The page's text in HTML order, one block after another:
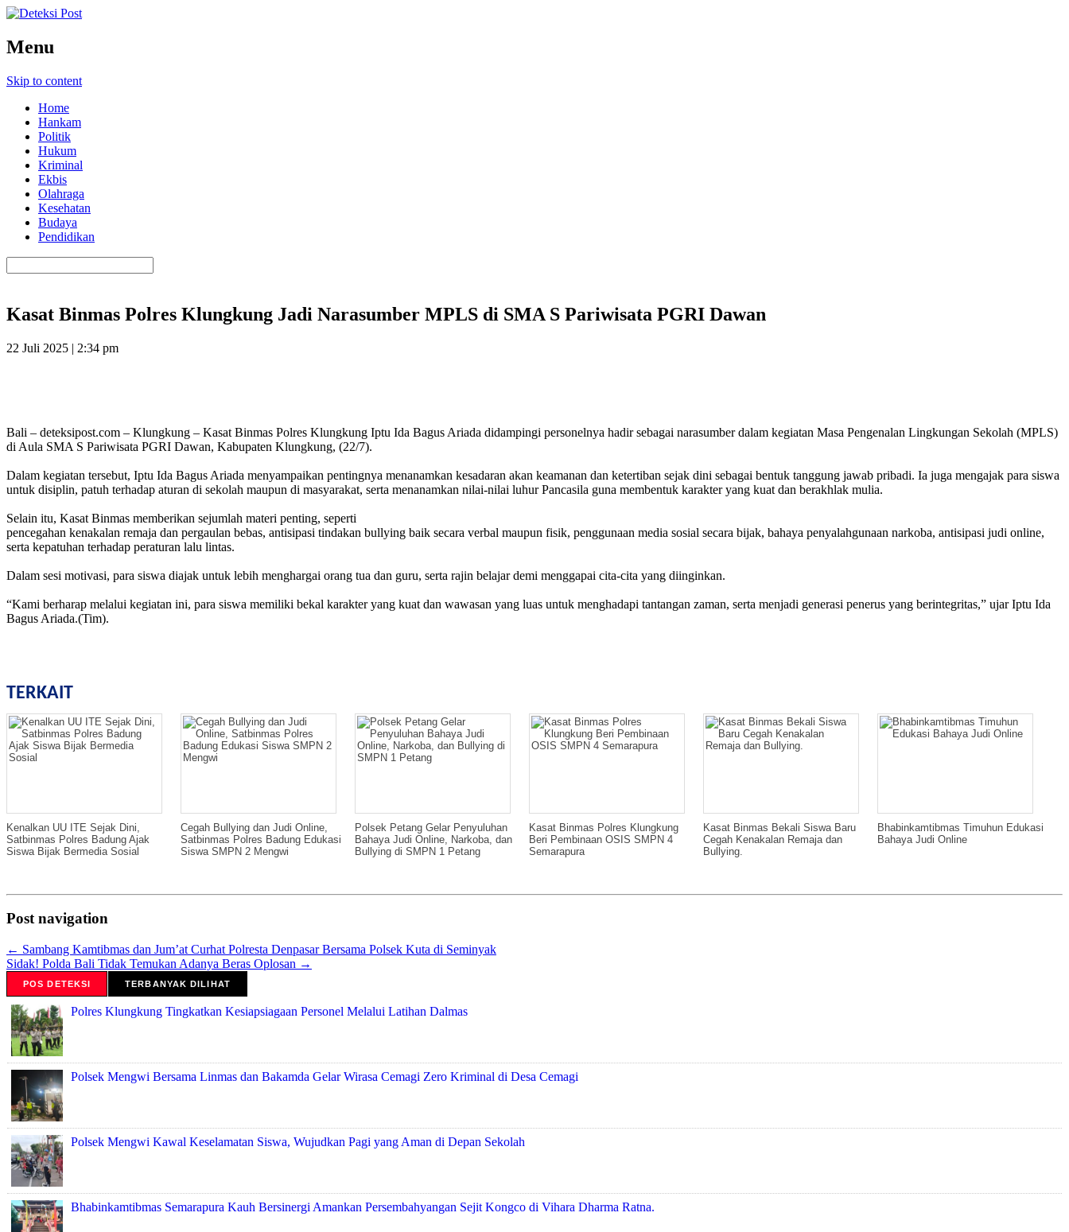
Menu
Skip to content
Home
Hankam
Politik
Hukum
Kriminal
Ekbis
Olahraga
Kesehatan
Budaya
Pendidikan
Kasat Binmas Polres Klungkung Jadi Narasumber MPLS di SMA S Pariwisata PGRI Dawan
22 Juli 2025 | 2:34 pm
Bali – deteksipost.com – Klungkung – Kasat Binmas Polres Klungkung Iptu Ida Bagus Ariada didampingi personelnya hadir sebagai narasumber dalam kegiatan Masa Pengenalan Lingkungan Sekolah (MPLS)
di Aula SMA S Pariwisata PGRI Dawan, Kabupaten Klungkung, (22/7).
Dalam kegiatan tersebut, Iptu Ida Bagus Ariada menyampaikan pentingnya menanamkan kesadaran akan keamanan dan ketertiban sejak dini sebagai bentuk tanggung jawab pribadi. Ia juga mengajak para siswa
untuk disiplin, patuh terhadap aturan di sekolah maupun di masyarakat, serta menanamkan nilai-nilai luhur Pancasila guna membentuk karakter yang kuat dan berakhlak mulia.
Selain itu, Kasat Binmas memberikan sejumlah materi penting, seperti
pencegahan kenakalan remaja dan pergaulan bebas, antisipasi tindakan bullying baik secara verbal maupun fisik, penggunaan media sosial secara bijak, bahaya penyalahgunaan narkoba, antisipasi judi online,
serta kepatuhan terhadap peraturan lalu lintas.
Dalam sesi motivasi, para siswa diajak untuk lebih menghargai orang tua dan guru, serta rajin belajar demi menggapai cita-cita yang diinginkan.
“Kami berharap melalui kegiatan ini, para siswa memiliki bekal karakter yang kuat dan wawasan yang luas untuk menghadapi tantangan zaman, serta menjadi generasi penerus yang berintegritas,” ujar Iptu Ida
Bagus Ariada.(Tim).
TERKAIT
Kenalkan UU ITE Sejak Dini,
Satbinmas Polres Badung Ajak
Siswa Bijak Bermedia Sosial
Cegah Bullying dan Judi Online,
Satbinmas Polres Badung Edukasi
Siswa SMPN 2 Mengwi
Polsek Petang Gelar Penyuluhan
Bahaya Judi Online, Narkoba, dan
Bullying di SMPN 1 Petang
Kasat Binmas Polres Klungkung
Beri Pembinaan OSIS SMPN 4
Semarapura
Kasat Binmas Bekali Siswa Baru
Cegah Kenakalan Remaja dan
Bullying.
Bhabinkamtibmas Timuhun Edukasi
Bahaya Judi Online
Post navigation
← Sambang Kamtibmas dan Jum’at Curhat Polresta Denpasar Bersama Polsek Kuta di Seminyak
Sidak! Polda Bali Tidak Temukan Adanya Beras Oplosan →
POS DETEKSI TERBANYAK DILIHAT
Polres Klungkung Tingkatkan Kesiapsiagaan Personel Melalui Latihan Dalmas
Polsek Mengwi Bersama Linmas dan Bakamda Gelar Wirasa Cemagi Zero Kriminal di Desa Cemagi
Polsek Mengwi Kawal Keselamatan Siswa, Wujudkan Pagi yang Aman di Depan Sekolah
Bhabinkamtibmas Semarapura Kauh Bersinergi Amankan Persembahyangan Sejit Kongco di Vihara Dharma Ratna.